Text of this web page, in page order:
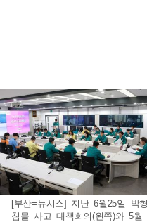
[부산=뉴시스] 지난 6월25일 박
침몰 사고 대책회의(왼쪽)와 5